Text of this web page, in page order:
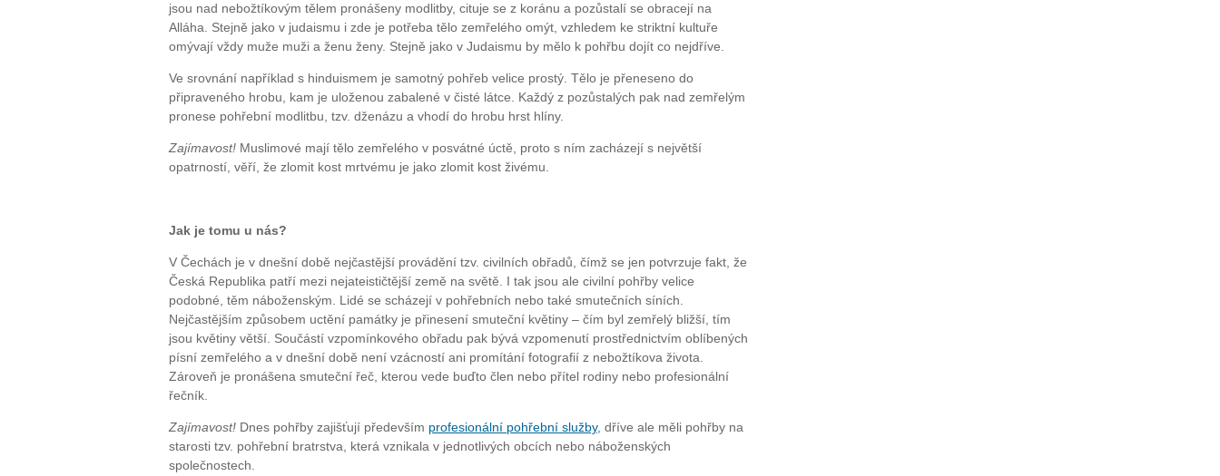
jsou nad nebožtíkovým tělem pronášeny modlitby, cituje se z koránu a pozůstalí se obracejí na
Alláha. Stejně jako v judaismu i zde je potřeba tělo zemřelého omýt, vzhledem ke striktní kultuře
omývají vždy muže muži a ženu ženy. Stejně jako v Judaismu by mělo k pohřbu dojít co nejdříve.
Ve srovnání například s hinduismem je samotný pohřeb velice prostý. Tělo je přeneseno do
připraveného hrobu, kam je uloženou zabalené v čisté látce. Každý z pozůstalých pak nad zemřelým
pronese pohřební modlitbu, tzv. dženázu a vhodí do hrobu hrst hlíny.
Zajímavost! Muslimové mají tělo zemřelého v posvátné úctě, proto s ním zacházejí s největší
opatrností, věří, že zlomit kost mrtvému je jako zlomit kost živému.
Jak je tomu u nás?
V Čechách je v dnešní době nejčastější provádění tzv. civilních obřadů, čímž se jen potvrzuje fakt, že
Česká Republika patří mezi nejateističtější země na světě. I tak jsou ale civilní pohřby velice
podobné, těm náboženským. Lidé se scházejí v pohřebních nebo také smutečních síních.
Nejčastějším způsobem uctění památky je přinesení smuteční květiny – čím byl zemřelý bližší, tím
jsou květiny větší. Součástí vzpomínkového obřadu pak bývá vzpomenutí prostřednictvím oblíbených
písní zemřelého a v dnešní době není vzácností ani promítání fotografií z nebožtíkova života.
Zároveň je pronášena smuteční řeč, kterou vede buďto člen nebo přítel rodiny nebo profesionální
řečník.
Zajímavost! Dnes pohřby zajišťují především profesionální pohřební služby, dříve ale měli pohřby na
starosti tzv. pohřební bratrstva, která vznikala v jednotlivých obcích nebo náboženských
společnostech.